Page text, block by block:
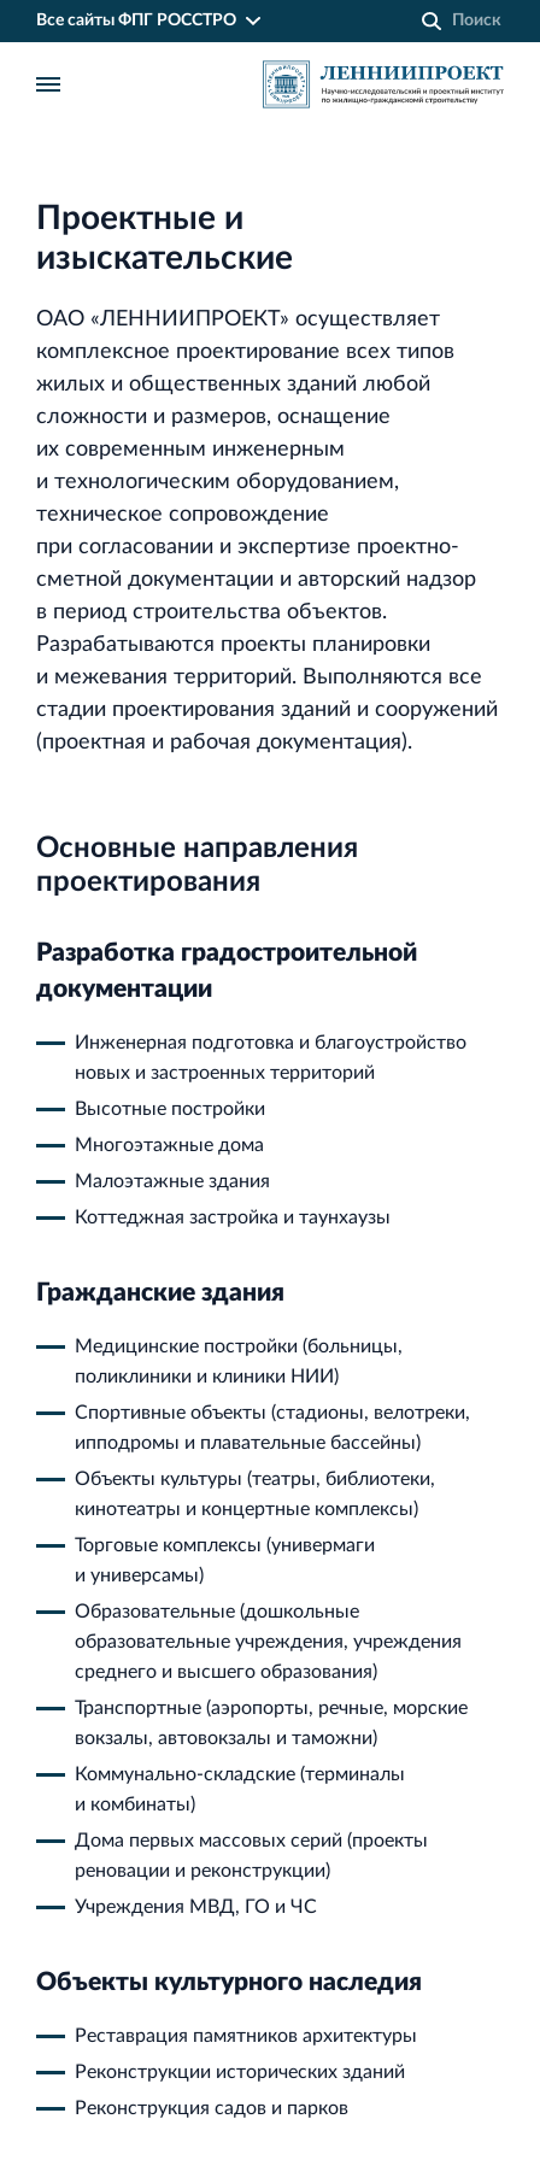
Все сайты ФПГ РОССТРО
и Ленинградской области
Строительная система ROSSTRO‐VELOX
Несъёмная опалубка из щепоцементных плит
Научно‐исследовательский институт
Проектный институт по жилищно‐гражданскому
строительству
Торговый комплекс НОРД в Кингисеппе
Современный торговый комплекс в центре города
Кингисепп
Испытательный комплекс ПКТИ
Многофункцинальный испытательный комплекс
Кингисеппе
Кингисепп
Проектные и
изыскательские
ОАО «ЛЕННИИПРОЕКТ» осуществляет
комплексное проектирование всех типов
жилых и общественных зданий любой
сложности и размеров, оснащение
их современным инженерным
и технологическим оборудованием,
техническое сопровождение
при согласовании и экспертизе проектно‐
сметной документации и авторский надзор
в период строительства объектов.
Разрабатываются проекты планировки
и межевания территорий. Выполняются все
стадии проектирования зданий и сооружений
(проектная и рабочая документация).
Основные направления
проектирования
Разработка градостроительной
документации
Инженерная подготовка и благоустройство
новых и застроенных территорий
Высотные постройки
Многоэтажные дома
Малоэтажные здания
Коттеджная застройка и таунхаузы
Гражданские здания
Медицинские постройки (больницы,
поликлиники и клиники НИИ)
Спортивные объекты (стадионы, велотреки,
ипподромы и плавательные бассейны)
Объекты культуры (театры, библиотеки,
кинотеатры и концертные комплексы)
Торговые комплексы (универмаги
и универсамы)
Образовательные (дошкольные
образовательные учреждения, учреждения
среднего и высшего образования)
Транспортные (аэропорты, речные, морские
вокзалы, автовокзалы и таможни)
Коммунально‐складские (терминалы
и комбинаты)
Дома первых массовых серий (проекты
реновации и реконструкции)
Учреждения МВД, ГО и ЧС
Объекты культурного наследия
Реставрация памятников архитектуры
Реконструкции исторических зданий
Реконструкция садов и парков